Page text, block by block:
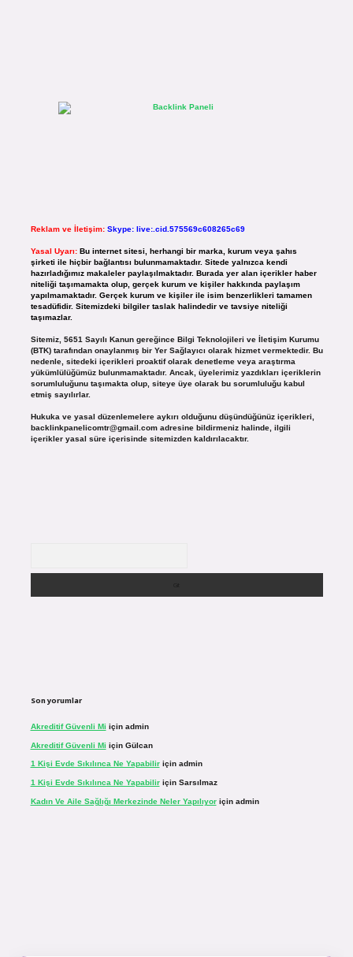
Reklam ve İletişim: Skype: live:.cid.575569c608265c69
Yasal Uyarı: Bu internet sitesi, herhangi bir marka, kurum veya şahıs
şirketi ile hiçbir bağlantısı bulunmamaktadır. Sitede yalnızca kendi
hazırladığımız makaleler paylaşılmaktadır. Burada yer alan içerikler haber
niteliği taşımamakta olup, gerçek kurum ve kişiler hakkında paylaşım
yapılmamaktadır. Gerçek kurum ve kişiler ile isim benzerlikleri tamamen
tesadüfidir. Sitemizdeki bilgiler taslak halindedir ve tavsiye niteliği
taşımazlar.
Sitemiz, 5651 Sayılı Kanun gereğince Bilgi Teknolojileri ve İletişim Kurumu
(BTK) tarafından onaylanmış bir Yer Sağlayıcı olarak hizmet vermektedir. Bu
nedenle, sitedeki içerikleri proaktif olarak denetleme veya araştırma
yükümlülüğümüz bulunmamaktadır. Ancak, üyelerimiz yazdıkları içeriklerin
sorumluluğunu taşımakta olup, siteye üye olarak bu sorumluluğu kabul
etmiş sayılırlar.
Hukuka ve yasal düzenlemelere aykırı olduğunu düşündüğünüz içerikleri,
backlinkpanelicomtr@gmail.comadresine bildirmeniz halinde, ilgili
içerikler yasal süre içerisinde sitemizden kaldırılacaktır.
Son yorumlar
Akreditif Güvenli Mi için admin
Akreditif Güvenli Mi için Gülcan
1 Kişi Evde Sıkılınca Ne Yapabiliriçin admin
1 Kişi Evde Sıkılınca Ne Yapabiliriçin Sarsılmaz
Kadın Ve Aile Sağlığı Merkezinde Neler Yapılıyoriçin admin